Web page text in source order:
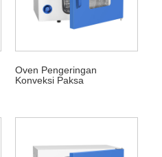
Oven Pengeringan
Konveksi Paksa